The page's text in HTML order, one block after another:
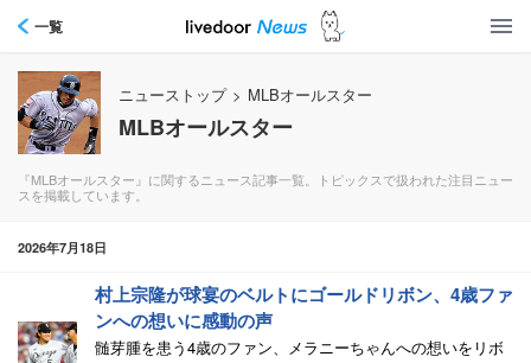
一覧
ニューストップ > MLBオールスター
MLBオールスター
『MLBオールスター』に関するニュース記事一覧。トピックスで扱われた注目ニュー
スを掲載しています。
2026年7月18日
村上宗隆が球宴のベルトにゴールドリボン、4歳ファ
ンへの想いに感動の声
髄芽腫を患う4歳のファン、メラニーちゃんへの想いをリボ